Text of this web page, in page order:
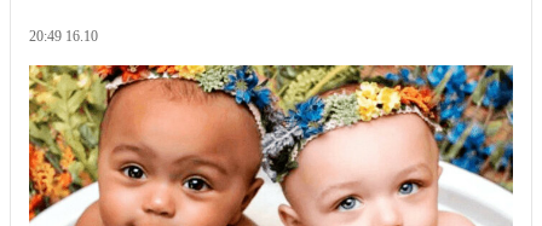
20:49 16.10